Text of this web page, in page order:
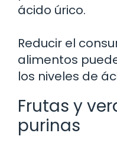
ácido úrico.
Reducir el
alimentos
los niveles de
Frutas y
purinas